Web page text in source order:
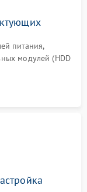
питания,
модулей (HDD